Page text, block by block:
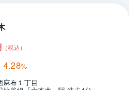
（税込）
4.28%
麻布１丁目